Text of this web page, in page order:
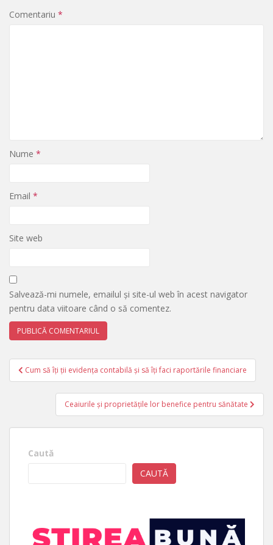
Comentariu *
Nume *
Email *
Site web
Salvează-mi numele, emailul și site-ul web în acest navigator
pentru data viitoare când o să comentez.
Navigare
în
articole
Cum să îți ții evidența contabilă și să îți faci raportările financiare
Ceaiurile și proprietățile lor benefice pentru sănătate
Caută
CAUTĂ